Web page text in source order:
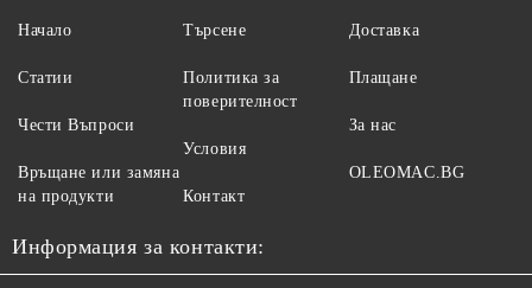
Начало
Статии
Чести Въпроси
Връщане или замяна
на продукти
Търсене
Политика за
поверителност
Условия
Контакт
Доставка
Плащане
За нас
OLEOMAC.BG
Информация за контакти: